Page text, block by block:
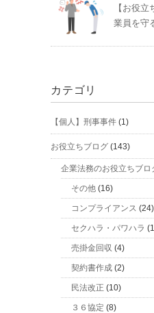
【お役
業員を守
カテゴリ
【個人】刑事事件 (1)
お役立ちブログ (143)
企業法務のお役立ちブロ
その他 (16)
コンプライアンス (24)
セクハラ・パワハラ
売掛金回収 (4)
契約書作成 (2)
民法改正 (10)
３６協定 (8)